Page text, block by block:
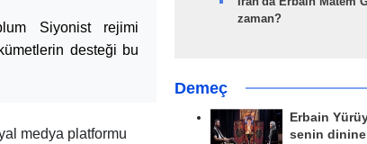
Siyonist rejimi
desteği bu
medya platformu
zaman?
Demeç
Erbain
senin